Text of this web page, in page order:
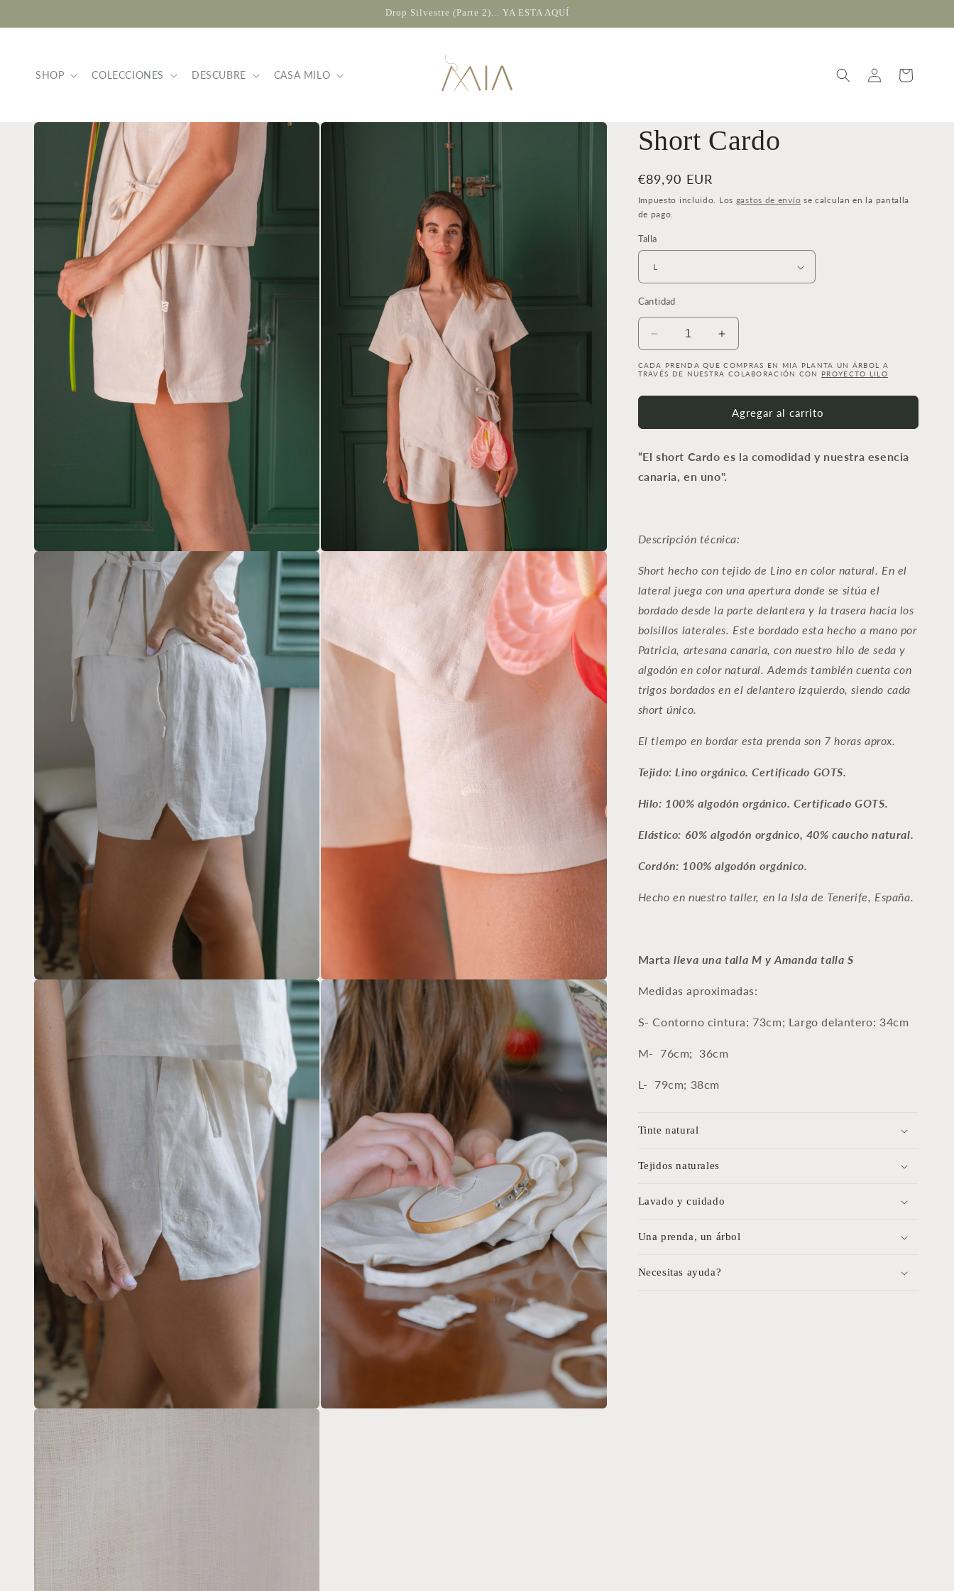
al contenido
Drop Silvestre (Parte 2)... YA ESTA AQUÍ
SHOP COLECCIONES DESCUBRE CASA MILO
Iniciar
sesión
Carrito
directamente
información
del producto
Short Cardo
Precio
habitual
€89,90 EUR
Impuesto incluido. Los gastos de envío se calculan en la pantalla
de pago.
Talla
Cantidad
Reducir
cantidad
para
Cardo
Aumentar
cantidad
para
Cardo
CADA PRENDA QUE COMPRAS EN MIA PLANTA UN ÁRBOL A
TRAVÉS DE NUESTRA COLABORACIÓN CON PROYECTO LILO
Agregar al carrito
“El short Cardo es la comodidad y nuestra esencia
canaria, en uno".
Descripción técnica:
Short hecho con tejido de Lino en color natural. En el
lateral juega con una apertura donde se sitúa el
bordado desde la parte delantera y la trasera hacia los
bolsillos laterales. Este bordado esta hecho a mano por
Patricia, artesana canaria, con nuestro hilo de seda y
algodón en color natural. Además también cuenta con
trigos bordados en el delantero izquierdo, siendo cada
short único.
El tiempo en bordar esta prenda son 7 horas aprox.
Tejido: Lino orgánico. Certificado GOTS.
Hilo: 100% algodón orgánico. Certificado GOTS.
Elástico: 60% algodón orgánico, 40% caucho natural.
Cordón: 100% algodón orgánico.
Hecho en nuestro taller, en la Isla de Tenerife, España.
Marta lleva una talla M y Amanda talla S
Medidas aproximadas:
S-Contorno cintura: 73cm; Largo delantero: 34cm
M- 76cm; 36cm
L- 79cm; 38cm
Tinte natural
Tejidos naturales
Lavado y cuidado
Una prenda, un árbol
Necesitas ayuda?